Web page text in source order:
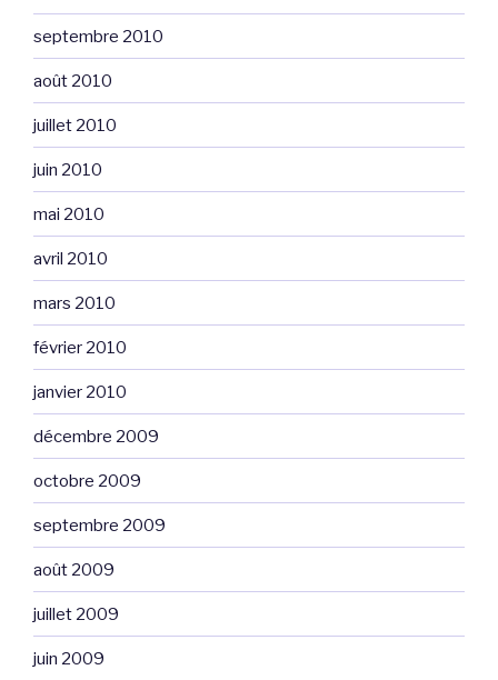
septembre 2010
août 2010
juillet 2010
juin 2010
mai 2010
avril 2010
mars 2010
février 2010
janvier 2010
décembre 2009
octobre 2009
septembre 2009
août 2009
juillet 2009
juin 2009